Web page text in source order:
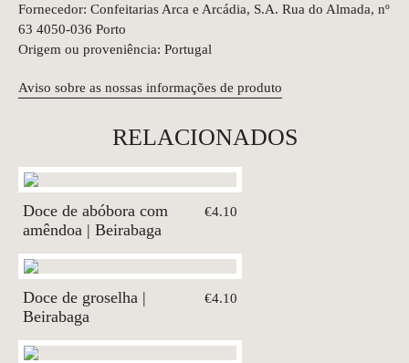
Fornecedor: Confeitarias Arca e Arcádia, S.A. Rua do Almada, nº
63 4050-036 Porto
Origem ou proveniência: Portugal
Aviso sobre as nossas informações de produto
RELACIONADOS
Doce de abóbora com
amêndoa | Beirabaga
€4.10
Doce de groselha |
Beirabaga
€4.10